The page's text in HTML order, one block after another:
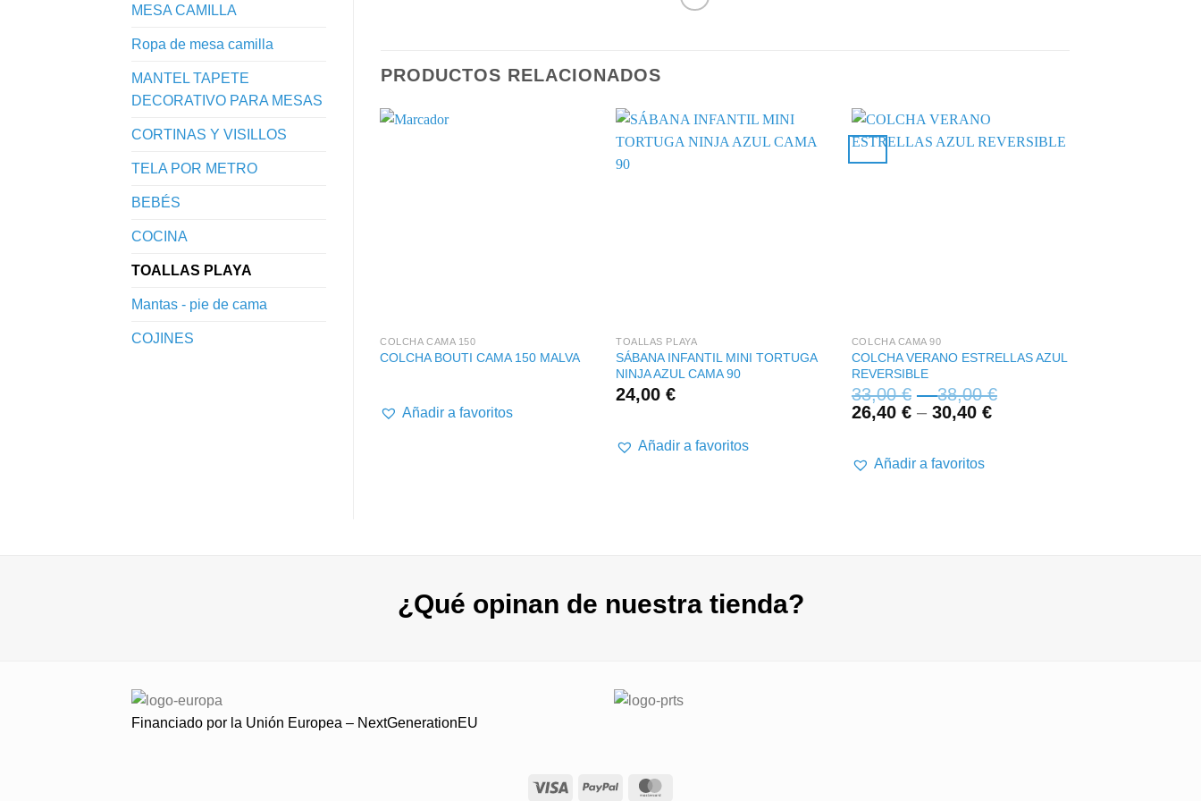
MESA CAMILLA
Ropa de mesa camilla
MANTEL TAPETE
DECORATIVO PARA MESAS
CORTINAS Y VISILLOS
TELA POR METRO
BEBÉS
COCINA
TOALLAS PLAYA
Mantas - pie de cama
COJINES
PRODUCTOS RELACIONADOS
COLCHA CAMA 150
COLCHA BOUTI CAMA 150 MALVA
Añadir a favoritos
TOALLAS PLAYA
SÁBANA INFANTIL MINI TORTUGA
NINJA AZUL CAMA 90
24,00€
Añadir a favoritos
COLCHA CAMA 90
COLCHA VERANO ESTRELLAS AZUL
REVERSIBLE
33,00€ –38,00€
26,40 €– 30,40 €
Añadir a favoritos
¿Qué opinan de nuestra tienda?
Financiado por la Unión Europea – NextGenerationEU